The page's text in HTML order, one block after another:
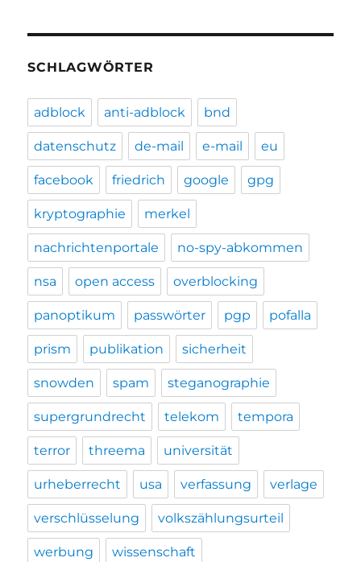
SCHLAGWÖRTER
adblock anti-adblock bnd
datenschutz de-mail e-mail eu
facebook friedrich google gpg
kryptographie merkel
nachrichtenportale no-spy-abkommen
nsa open access overblocking
panoptikum passwörter pgp pofalla
prism publikation sicherheit
snowden spam steganographie
supergrundrecht telekom tempora
terror threema universität
urheberrecht usa verfassung verlage
verschlüsselung volkszählungsurteil
werbung wissenschaft